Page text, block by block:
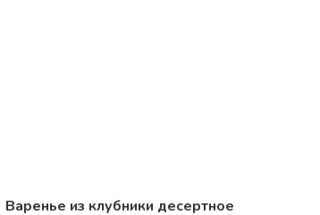
Варенье из клубники десертное